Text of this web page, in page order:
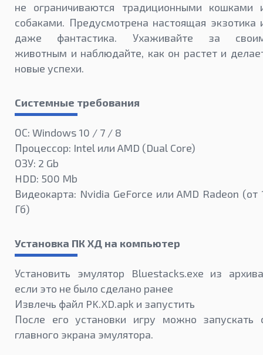
не ограничиваются традиционными кошками
собаками. Предусмотрена настоящая экзотика
даже фантастика. Ухаживайте за
животным и наблюдайте, как он растет и
новые успехи.
Системные требования
ОС: Windows 10 / 7 / 8
Процессор: Intel или AMD (Dual Core)
ОЗУ: 2 Gb
HDD: 500 Mb
Видеокарта: Nvidia GeForce или AMD Radeon (от
Гб)
Установка ПК ХД на компьютер
Установить эмулятор Bluestacks.exe из
если это не было сделано ранее
Извлечь файл PK.XD.apk и запустить
После его установки игру можно запускать
главного экрана эмулятора.